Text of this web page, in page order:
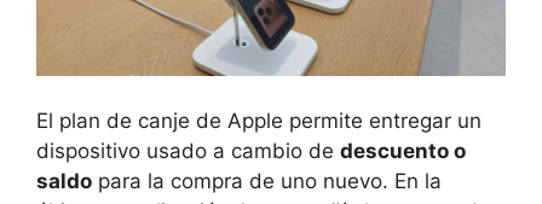
El plan de canje de Apple permite entregar un
dispositivo usado a cambio de descuento o
saldo para la compra de uno nuevo. En la